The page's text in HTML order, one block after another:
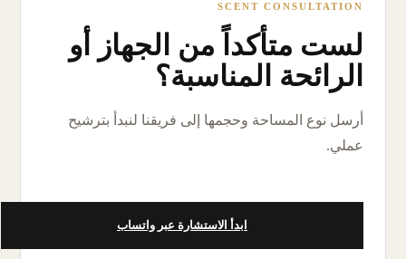
SCENT CONSULTATION
لست متأكداً من الجهاز أو
الرائحة المناسبة؟
أرسل نوع المساحة وحجمها إلى فريقنا لنبدأ بترشيح
عملي.
ابدأ الاستشارة عبر واتساب